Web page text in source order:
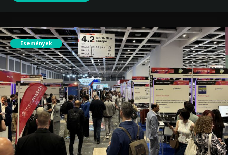
Események